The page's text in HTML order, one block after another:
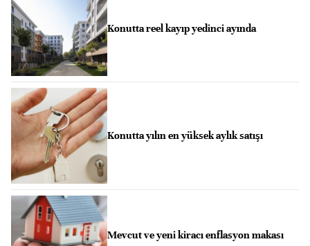
Konutta reel kayıp yedinci ayında
Konutta yılın en yüksek aylık satışı
Mevcut ve yeni kiracı enflasyon makası